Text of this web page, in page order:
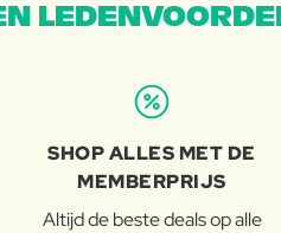
SHOP ALLES MET DE
MEMBERPRIJS
Altijd de beste deals op alle